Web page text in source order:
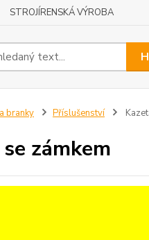
STROJÍRENSKÁ VÝROBA
branky Příslušenství
zámkem